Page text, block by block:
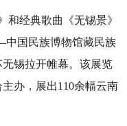
经典歌曲《无锡景》
国民族博物馆藏民族
锡拉开帷幕。该展览
办，展出110余幅云南